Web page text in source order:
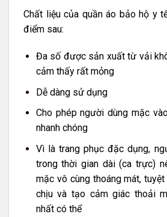
Chất liệu của quần áo bảo hộ y
điểm sau:
Đa số được sản xuất từ vải
cảm thấy rất mỏng
Dễ dàng sử dụng
Cho phép người dùng mặc
nhanh chóng
Vì là trang phục đặc dụng,
trong thời gian dài (ca trực)
mặc vô cùng thoáng mát,
chịu và tạo cảm giác thoải
nhất có thể